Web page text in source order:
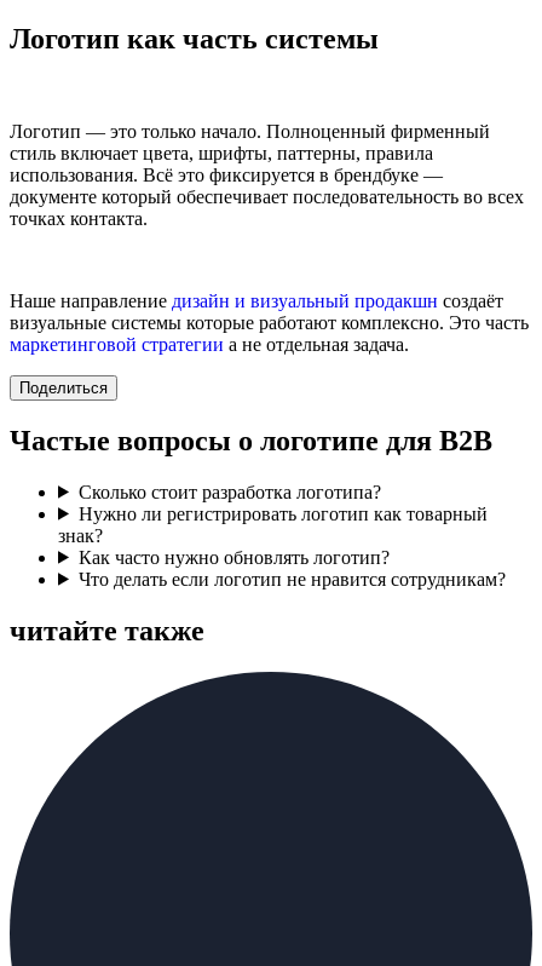
Логотип как часть системы
Логотип — это только начало. Полноценный фирменный
стиль включает цвета, шрифты, паттерны, правила
использования. Всё это фиксируется в брендбуке —
документе который обеспечивает последовательность во всех
точках контакта.
Наше направление дизайн и визуальный продакшн создаёт
визуальные системы которые работают комплексно. Это часть
маркетинговой стратегии а не отдельная задача.
Поделиться
Частые вопросы о логотипе для B2B
Сколько стоит разработка логотипа?
Нужно ли регистрировать логотип как товарный
знак?
Как часто нужно обновлять логотип?
Что делать если логотип не нравится сотрудникам?
читайте также